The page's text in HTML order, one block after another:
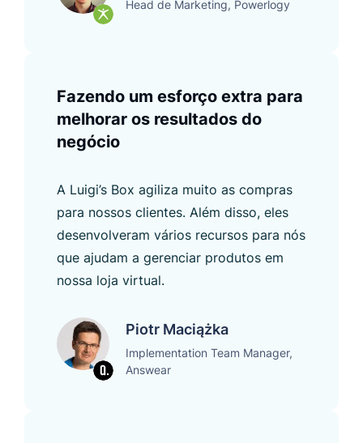
Head de Marketing, Powerlogy
Fazendo um esforço extra para
melhorar os resultados do
negócio
A Luigi’s Box agiliza muito as compras
para nossos clientes. Além disso, eles
desenvolveram vários recursos para nós
que ajudam a gerenciar produtos em
nossa loja virtual.
Piotr Maciążka
Implementation Team Manager,
Answear